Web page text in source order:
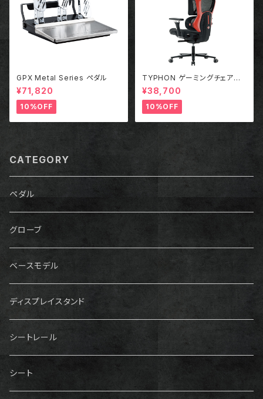
GPX Metal Series ペダル
¥71,820
10%OFF
TYPHON ゲーミングチェアー
RED
¥38,700
10%OFF
CATEGORY
ペダル
グローブ
ベースモデル
ディスプレイスタンド
シートレール
シート